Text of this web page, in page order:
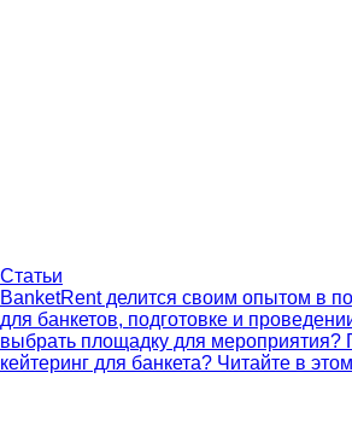
Статьи
BanketRent делится своим опытом в
для банкетов, подготовке и
выбрать площадку для мероприятия?
кейтеринг для банкета? Читайте в